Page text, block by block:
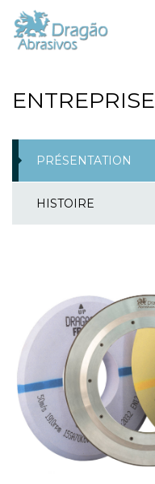
ENTREPRISE
PRÉSENTATION
HISTOIRE